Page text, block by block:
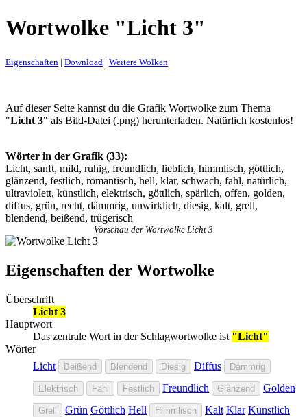
Wortwolke "Licht 3"
Eigenschaften | Download | Weitere Wolken
Auf dieser Seite kannst du die Grafik Wortwolke zum Thema
"Licht 3" als Bild-Datei (.png) herunterladen. Natürlich kostenlos!
Wörter in der Grafik (33):
Licht, sanft, mild, ruhig, freundlich, lieblich, himmlisch, göttlich,
glänzend, festlich, romantisch, hell, klar, schwach, fahl, natürlich,
ultraviolett, künstlich, elektrisch, göttlich, spärlich, offen, golden,
diffus, grün, recht, dämmrig, unwirklich, diesig, kalt, grell,
blendend, beißend, trügerisch
Vorschau der Wortwolke Licht 3
Eigenschaften der Wortwolke
Überschrift
Licht 3
Hauptwort
Das zentrale Wort in der Schlagwortwolke ist "Licht"
Wörter
Licht
Beißend Blendend Diesig Diffus Dämmrig
Elektrisch Fahl Festlich Freundlich Glänzend Golden
Grell Grün Göttlich Hell Himmlisch Kalt Klar Künstlich